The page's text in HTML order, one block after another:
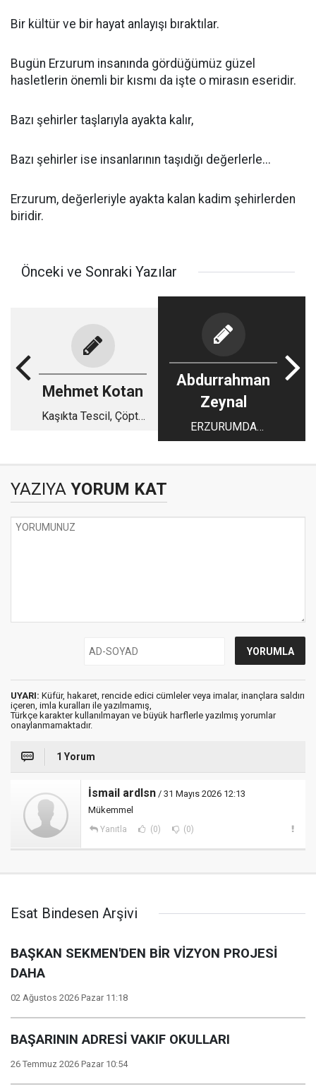
Bir kültür ve bir hayat anlayışı bıraktılar.
Bugün Erzurum insanında gördüğümüz güzel
hasletlerin önemli bir kısmı da işte o mirasın eseridir.
Bazı şehirler taşlarıyla ayakta kalır,
Bazı şehirler ise insanlarının taşıdığı değerlerle...
Erzurum, değerleriyle ayakta kalan kadim şehirlerden
biridir.
Önceki ve Sonraki Yazılar
Mehmet Kotan
Kaşıkta Tescil, Çöpte
Abdurrahman
Zeynal
ERZURUMDA
KÜLTÜREL VE
YAZIYA YORUM KAT
UYARI: Küfür, hakaret, rencide edici cümleler veya imalar, inançlara saldırı
içeren, imla kuralları ile yazılmamış,
Türkçe karakter kullanılmayan ve büyük harflerle yazılmış yorumlar
onaylanmamaktadır.
1 Yorum
İsmail ardlsn / 31 Mayıs 2026 12:13
Mükemmel
Yanıtla (0) (0)
Esat Bindesen Arşivi
BAŞKAN SEKMEN'DEN BİR VİZYON PROJESİ
DAHA
02 Ağustos 2026 Pazar 11:18
BAŞARININ ADRESİ VAKIF OKULLARI
26 Temmuz 2026 Pazar 10:54